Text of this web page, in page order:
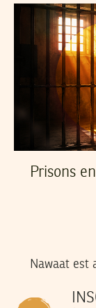
Prisons
Nawaat est